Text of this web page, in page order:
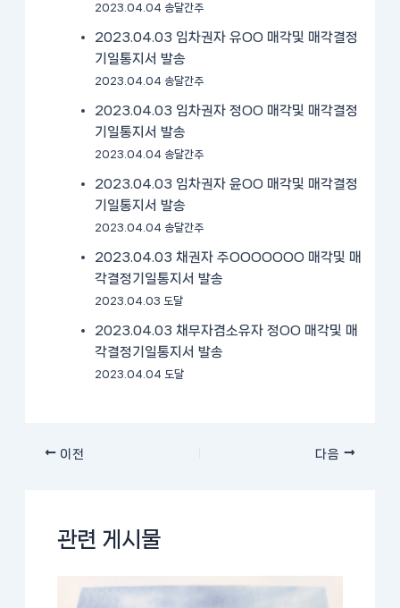
2023.04.04 송달간주
2023.04.03 임차권자 유OO 매각및 매각결정
기일통지서 발송
2023.04.04 송달간주
2023.04.03 임차권자 정OO 매각및 매각결정
기일통지서 발송
2023.04.04 송달간주
2023.04.03 임차권자 윤OO 매각및 매각결정
기일통지서 발송
2023.04.04 송달간주
2023.04.03 채권자 주OOOOOOO 매각및 매
각결정기일통지서 발송
2023.04.03 도달
2023.04.03 채무자겸소유자 정OO 매각및 매
각결정기일통지서 발송
2023.04.04 도달
이전 다음
관련 게시물